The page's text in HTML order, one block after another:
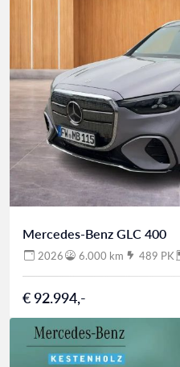
Mercedes-Benz GLC 400
2026 6.000 km 489 PK
€ 92.994,-